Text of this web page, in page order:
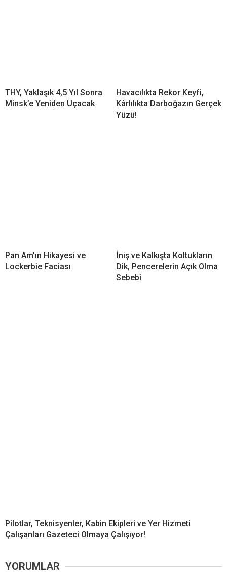
THY, Yaklaşık 4,5 Yıl Sonra
Minsk’e Yeniden Uçacak
Havacılıkta Rekor Keyfi,
Kârlılıkta Darboğazın Gerçek
Yüzü!
Pan Am’ın Hikayesi ve
Lockerbie Faciası
İniş ve Kalkışta Koltukların
Dik, Pencerelerin Açık Olma
Sebebi
Pilotlar, Teknisyenler, Kabin Ekipleri ve Yer Hizmeti
Çalışanları Gazeteci Olmaya Çalışıyor!
YORUMLAR